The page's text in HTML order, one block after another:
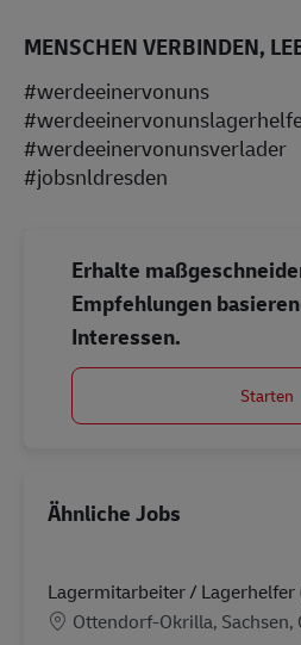
MENSCHEN VERBINDEN,
#werdeeinervonuns
#werdeeinervonunsverlader
#jobsnldresden
Erhalte
Empfehlungen
Interessen.
Starten
Ähnliche Jobs
Lagermitarbeiter /
Standort
Ottendorf-Okrilla, Sachsen,